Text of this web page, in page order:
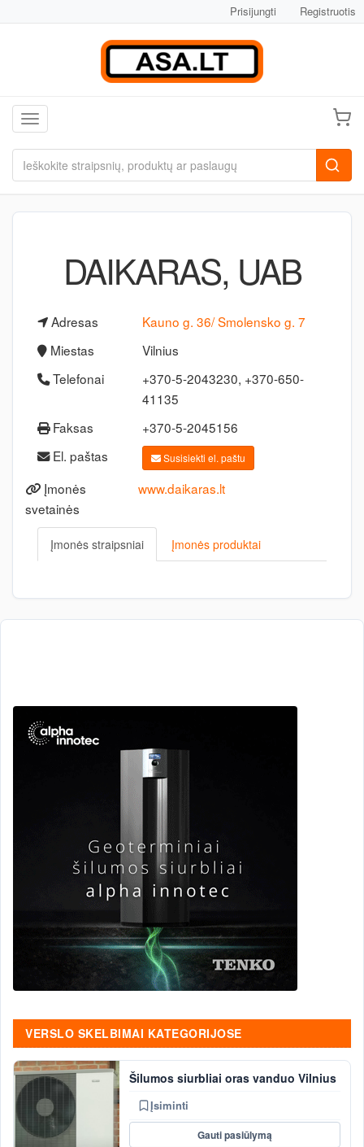
Prisijungti Registruotis
Toggle navigation
DAIKARAS, UAB
Adresas
Kauno g. 36/ Smolensko g. 7
Miestas
Vilnius
Telefonai
+370-5-2043230, +370-650-
41135
Faksas
+370-5-2045156
El. paštas
Susisiekti el. paštu
Įmonės
svetainės
www.daikaras.lt
Įmonės straipsniai Įmonės produktai
VERSLO SKELBIMAI KATEGORIJOSE
Šilumos siurbliai oras vanduo Vilnius
Įsiminti
Gauti pasiūlymą